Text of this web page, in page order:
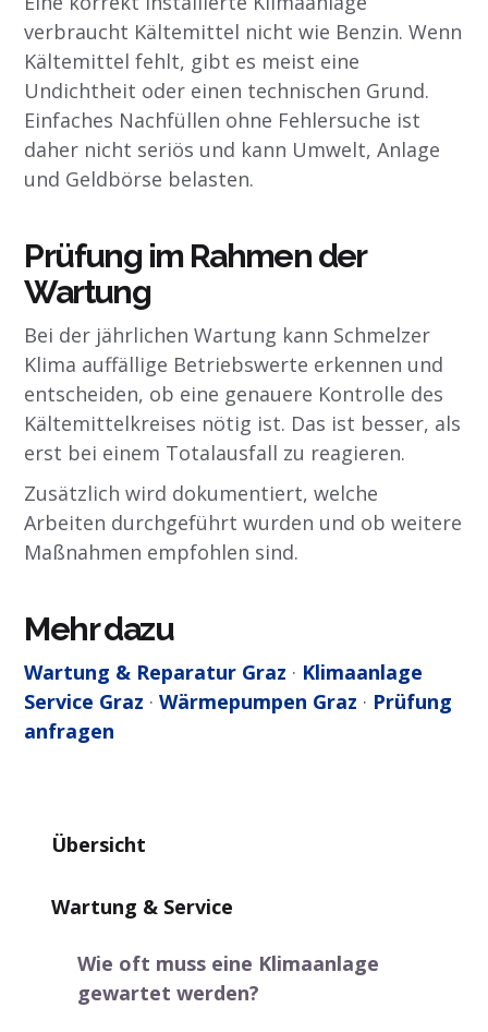
Übersicht
Wartung & Service
Wie oft muss eine Klimaanlage
gewartet werden?
verbraucht Kältemittel nicht wie Benzin. Wenn
Kältemittel fehlt, gibt es meist eine
Undichtheit oder einen technischen Grund.
Einfaches Nachfüllen ohne Fehlersuche ist
daher nicht seriös und kann Umwelt, Anlage
und Geldbörse belasten.
Prüfung im Rahmen der
Wartung
Bei der jährlichen Wartung kann Schmelzer
Klima auffällige Betriebswerte erkennen und
entscheiden, ob eine genauere Kontrolle des
Kältemittelkreises nötig ist. Das ist besser, als
erst bei einem Totalausfall zu reagieren.
Zusätzlich wird dokumentiert, welche
Arbeiten durchgeführt wurden und ob weitere
Maßnahmen empfohlen sind.
Mehr dazu
Wartung & Reparatur Graz · Klimaanlage
Service Graz ·Wärmepumpen Graz · Prüfung
anfragen